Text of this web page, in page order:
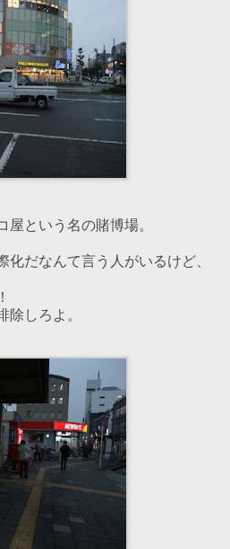
屋という名の賭博場。
化だなんて言う人がいるけど、
除しろよ。